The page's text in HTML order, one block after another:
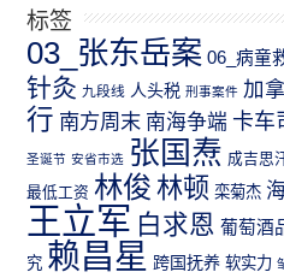
标签
03_张东岳案 06_病童
针灸 九段线 人头税 刑事案件 加
行 南方周末 南海争端 卡车
圣诞节 安省市选 张国焘 成吉思
最低工资 林俊 林顿 栾菊杰
王立军 白求恩 葡萄酒
究 赖昌星 跨国抚养 软实力